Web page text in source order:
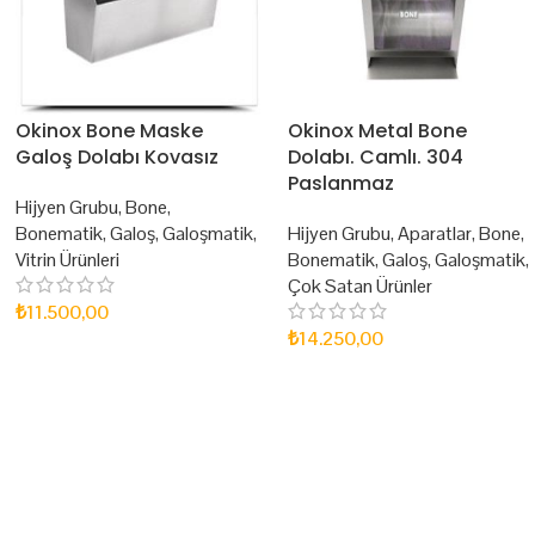
Okinox Bone Maske
Galoş Dolabı Kovasız
Hijyen Grubu,Bone,
Bonematik,Galoş,Galoşmatik,
Vitrin Ürünleri
₺11.500,00
Okinox Metal Bone
Dolabı. Camlı. 304
Paslanmaz
Hijyen Grubu,Aparatlar,Bone,
Bonematik,Galoş,Galoşmatik,
Çok Satan Ürünler
₺14.250,00